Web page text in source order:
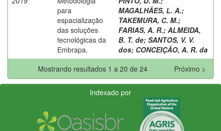
para
espacialização
das soluções
tecnológicas da
Embrapa.
MAGALHÃES, L. A.;
TAKEMURA, C. M.;
FARIAS, A. R.; ALMEIDA,
B. T. de; SANTOS, V. V.
dos; CONCEIÇÃO, A. R. da
Mostrando resultados 1 a 20 de 24
Próximo >
Indexado por